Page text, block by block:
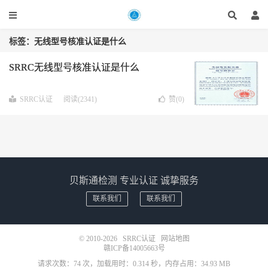
标签：无线型号核准认证是什么
SRRC无线型号核准认证是什么
SRRC认证 阅读(2341) 赞(0)
贝斯通检测 专业认证 诚挚服务
联系我们 联系我们
© 2010-2026 SRRC认证
网站地图
赣ICP备14005663号
请求次数：74 次，加载用时：0.314 秒，内存占用：34.93 MB